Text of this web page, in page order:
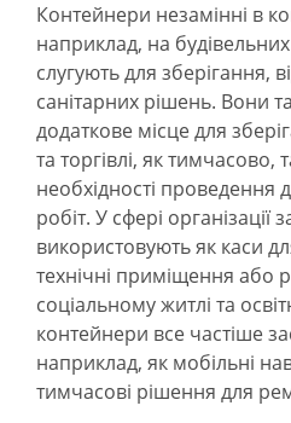
Контейнери незамінні в
наприклад, на
слугують для зберігання,
санітарних рішень. Вони
додаткове місце для
та торгівлі, як тимчасово,
необхідності проведення
робіт. У сфері організації
використовують як каси
технічні приміщення або
соціальному житлі та
контейнери все частіше
наприклад, як мобільні
тимчасові рішення для